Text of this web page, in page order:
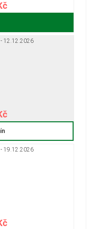
12.12.2026
19.12.2026